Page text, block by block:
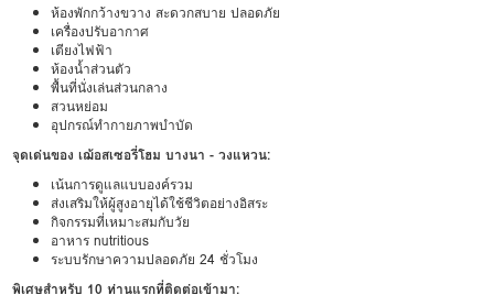
ห้องพักกว้างขวาง สะดวกสบาย ปลอดภัย
เครื่องปรับอากาศ
เตียงไฟฟ้า
ห้องน้ำส่วนตัว
พื้นที่นั่งเล่นส่วนกลาง
สวนหย่อม
อุปกรณ์ทำกายภาพบำบัด
จุดเด่นของ เฌ้อสเซอรี่โฮม บางนา - วงแหวน:
เน้นการดูแลแบบองค์รวม
ส่งเสริมให้ผู้สูงอายุได้ใช้ชีวิตอย่างอิสระ
กิจกรรมที่เหมาะสมกับวัย
อาหาร nutritious
ระบบรักษาความปลอดภัย 24 ชั่วโมง
พิเศษสำหรับ 10 ท่านแรกที่ติดต่อเข้ามา: